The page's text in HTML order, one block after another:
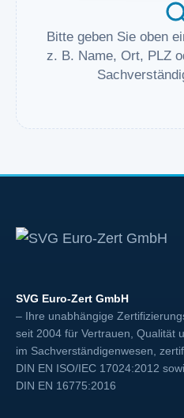
Bitte geben Sie oben
z. B. Name, Ort, PLZ
SVG Euro-Zert GmbH
– Ihre unabhängige
seit 2004 für Vertrauen, Qualität
im Sachverständigenwesen,
DIN EN ISO/IEC 17024:2012
DIN EN 16775:2016